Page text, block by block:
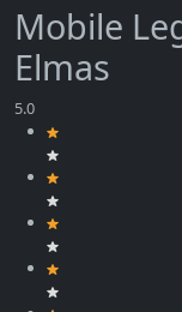
Mobile
Elmas